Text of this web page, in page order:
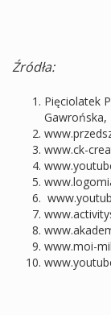
Źródła:
Pięciolatek
Gawrońska,
www.ck-
www.moi-